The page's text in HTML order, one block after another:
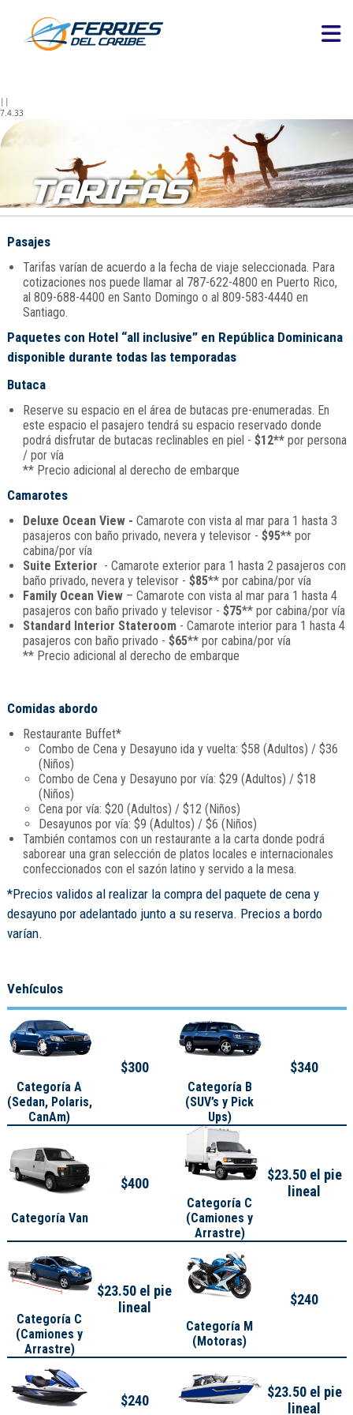
||
7.4.33
TARIFAS
Pasajes
Tarifas varían de acuerdo a la fecha de viaje seleccionada. Para
cotizaciones nos puede llamar al 787-622-4800 en Puerto Rico,
al 809-688-4400 en Santo Domingo o al 809-583-4440 en
Santiago.
Paquetes con Hotel “all inclusive” en República Dominicana
disponible durante todas las temporadas
Butaca
Reserve su espacio en el área de butacas pre-enumeradas. En
este espacio el pasajero tendrá su espacio reservado donde
podrá disfrutar de butacas reclinables en piel - $12**por persona
/ por vía
** Precio adicional al derecho de embarque
Camarotes
Deluxe Ocean View - Camarote con vista al mar para 1 hasta 3
pasajeros con baño privado, nevera y televisor - $95** por
cabina/por vía
Suite Exterior - Camarote exterior para 1 hasta 2 pasajeros con
baño privado, nevera y televisor - $85** por cabina/por vía
Family Ocean View– Camarote con vista al mar para 1 hasta 4
pasajeros con baño privado y televisor - $75** por cabina/por vía
Standard Interior Stateroom- Camarote interior para 1 hasta 4
pasajeros con baño privado - $65** por cabina/por vía
** Precio adicional al derecho de embarque
Comidas abordo
Restaurante Buffet*
Combo de Cena y Desayuno ida y vuelta: $58 (Adultos) / $36
(Niños)
Combo de Cena y Desayuno por vía: $29 (Adultos) / $18
(Niños)
Cena por vía: $20 (Adultos) / $12 (Niños)
Desayunos por vía: $9 (Adultos) / $6 (Niños)
También contamos con un restaurante a la carta donde podrá
saborear una gran selección de platos locales e internacionales
confeccionados con el sazón latino y servido a la mesa.
*Precios validos al realizar la compra del paquete de cena y
desayuno por adelantado junto a su reserva. Precios a bordo
varían.
Vehículos
Categoría A
(Sedan, Polaris,
CanAm)
$300
Categoría B
(SUV’s y Pick
Ups)
$340
Categoría Van
$400
Categoría C
(Camiones y
Arrastre)
$23.50 el pie
lineal
Categoría C
(Camiones y
Arrastre)
$23.50 el pie
lineal
Categoría M
(Motoras)
$240
$240
$23.50 el pie
lineal